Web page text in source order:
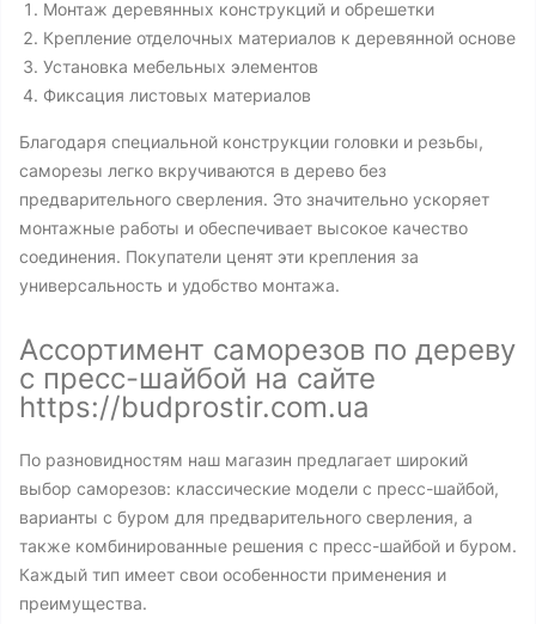
Монтаж деревянных конструкций и обрешетки
Крепление отделочных материалов к деревянной основе
Установка мебельных элементов
Фиксация листовых материалов
Благодаря специальной конструкции головки и резьбы,
саморезы легко вкручиваются в дерево без
предварительного сверления. Это значительно ускоряет
монтажные работы и обеспечивает высокое качество
соединения. Покупатели ценят эти крепления за
универсальность и удобство монтажа.
Ассортимент саморезов по дереву
с пресс-шайбой на сайте
https://budprostir.com.ua
По разновидностям наш магазин предлагает широкий
выбор саморезов: классические модели с пресс-шайбой,
варианты с буром для предварительного сверления, а
также комбинированные решения с пресс-шайбой и буром.
Каждый тип имеет свои особенности применения и
преимущества.